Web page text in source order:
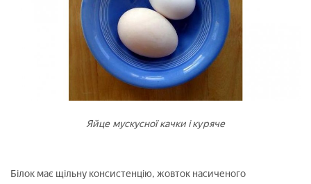
Яйце мускусної качки і куряче
Білок має щільну консистенцію, жовток насиченого